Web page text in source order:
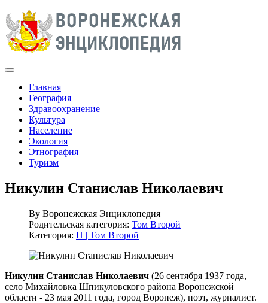
Главная
География
Здравоохранение
Культура
Население
Экология
Этнография
Туризм
Никулин Станислав Николаевич
By Воронежская Энциклопедия
Родительская категория: Том Второй
Категория: Н | Том Второй
Никулин Станислав Николаевич (26 сентября 1937 года,
село Михайловка Шпикуловского района Воронежской
области - 23 мая 2011 года, город Воронеж), поэт, журналист.